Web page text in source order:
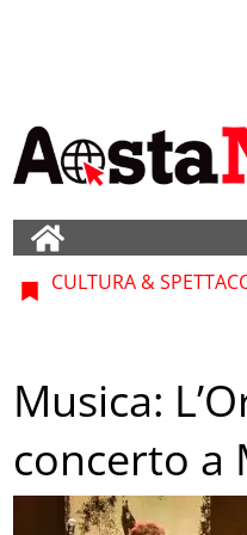
CULTURA &
Musica:
concerto a